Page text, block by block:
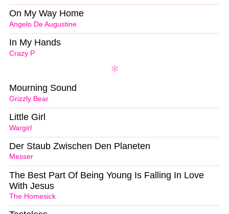
Angelo De Augustine
On My Way Home
Crazy P
In My Hands
Grizzly Bear
Mourning Sound
Wargirl
Little Girl
Messer
Der Staub Zwischen Den Planeten
The Homesick
The Best Part Of Being Young Is Falling In Love
With Jesus